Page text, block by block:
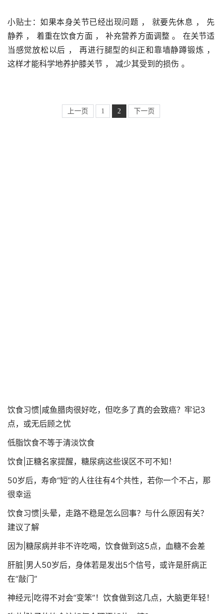
小贴士：如果本身关节已经出现问题 ， 就要先休息 ， 先
静养 ， 着重在饮食方面 ， 补充营养方面调整 。 在关节适
当感觉放松以后 ， 再进行腿型的纠正和靠墙静蹲锻炼 ，
这样才能科学地养护膝关节 ， 减少其受到的损伤 。
上一页 1 2 下一页
饮食习惯|咸鱼腊肉很好吃，但吃多了真的会致癌？牢记3
点，或无后顾之忧
低脂饮食不等于清淡饮食
饮食|正糖名家提醒，糖尿病这些误区不可不知！
50岁后，寿命“短”的人往往有4个共性，若你一个不占，那
很幸运
饮食习惯|头晕，走路不稳是怎么回事？与什么原因有关？
建议了解
因为|糖尿病并非不许吃喝，饮食做到这5点，血糖不会差
肝脏|男人50岁后，身体若是发出5个信号，或许是肝病正
在“敲门”
神经元|吃得不对会“变笨”！饮食做到这几点，大脑更年轻！